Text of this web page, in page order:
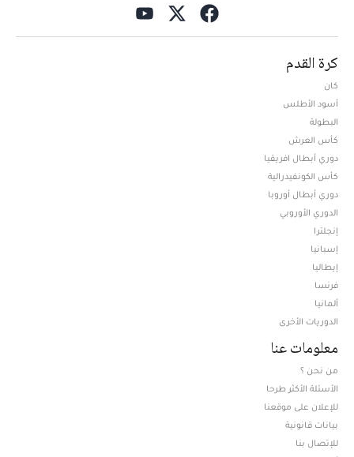
كرة القدم
كان
أسود الأطلس
البطولة
كأس العرش
دوري أبطال افريقيا
كأس الكونفيدرالية
دوري أبطال أوروبا
الدوري الأوروبي
إنجلترا
إسبانيا
إيطاليا
فرنسا
ألمانيا
الدوريات الأخرى
معلومات عنا
من نحن ؟
الأسئلة الأكثر طرحا
للإعلان على موقعنا
بيانات قانونية
للإتصال بنا